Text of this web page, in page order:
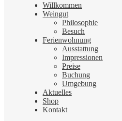
Willkommen
Weingut
Philosophie
Besuch
Ferienwohnung
Ausstattung
Impressionen
Preise
Buchung
Umgebung
Aktuelles
Shop
Kontakt